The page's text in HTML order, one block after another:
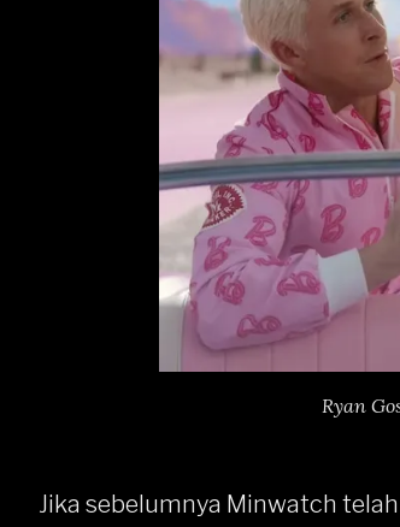
Ryan
Jika sebelumnya Minwatch